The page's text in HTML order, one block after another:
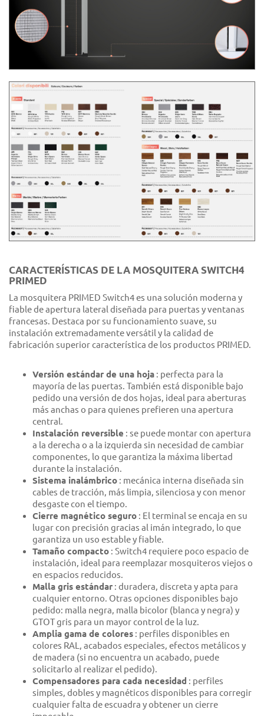
CARACTERÍSTICAS DE LA MOSQUITERA SWITCH4
PRIMED
La mosquitera PRIMED Switch4 es una solución moderna y
fiable de apertura lateral diseñada para puertas y ventanas
francesas. Destaca por su funcionamiento suave, su
instalación extremadamente versátil y la calidad de
fabricación superior característica de los productos PRIMED.
Versión estándar de una hoja : perfecta para la
mayoría de las puertas. También está disponible bajo
pedido una versión de dos hojas, ideal para aberturas
más anchas o para quienes prefieren una apertura
central.
Instalación reversible : se puede montar con apertura
a la derecha o a la izquierda sin necesidad de cambiar
componentes, lo que garantiza la máxima libertad
durante la instalación.
Sistema inalámbrico : mecánica interna diseñada sin
cables de tracción, más limpia, silenciosa y con menor
desgaste con el tiempo.
Cierre magnético seguro : El terminal se encaja en su
lugar con precisión gracias al imán integrado, lo que
garantiza un uso estable y fiable.
Tamaño compacto : Switch4 requiere poco espacio de
instalación, ideal para reemplazar mosquiteros viejos o
en espacios reducidos.
Malla gris estándar : duradera, discreta y apta para
cualquier entorno. Otras opciones disponibles bajo
pedido: malla negra, malla bicolor (blanca y negra) y
GTOT gris para un mayor control de la luz.
Amplia gama de colores : perfiles disponibles en
colores RAL, acabados especiales, efectos metálicos y
de madera (si no encuentra un acabado, puede
solicitarlo al realizar el pedido).
Compensadores para cada necesidad : perfiles
simples, dobles y magnéticos disponibles para corregir
cualquier falta de escuadra y obtener un cierre